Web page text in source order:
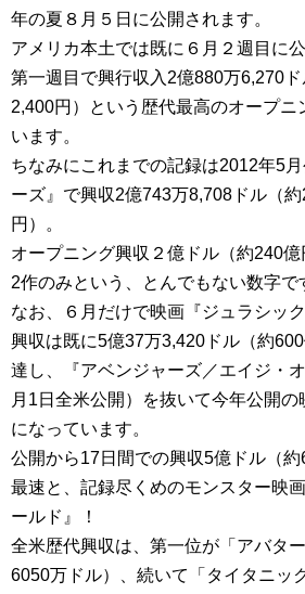
年の夏８月５日に公開されます。
アメリカ本土では既に６月２週目に
第一週目で興行収入2億880万6,270
2,400円）という歴代最高のオープニ
います。
ちなみにこれまでの記録は2012年5
ーズ』で興収2億743万8,708ドル（
円）。
オープニング興収２億ドル（約240
2作のみという、とんでもない数字で
なお、６月だけで映画『ジュラシッ
興収は既に5億37万3,420ドル（約
達し、『アベンジャーズ／エイジ・
月1日全米公開）を抜いて今年公開
になっています。
公開から17日間での興収5億ドル（
最速と、記録尽くめのモンスター映
ールド』！
全米歴代興収は、第一位が「アバタ
6050万ドル）、続いて「タイタニッ